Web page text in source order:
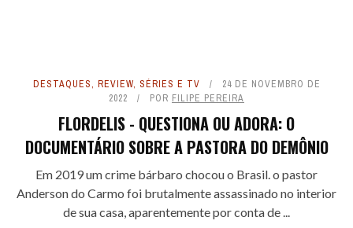
DESTAQUES, REVIEW, SÉRIES E TV
24 DE NOVEMBRO DE
2022
POR FILIPE PEREIRA
FLORDELIS - QUESTIONA OU ADORA: O
DOCUMENTÁRIO SOBRE A PASTORA DO DEMÔNIO
Em 2019 um crime bárbaro chocou o Brasil. o pastor
Anderson do Carmo foi brutalmente assassinado no interior
de sua casa, aparentemente por conta de ...